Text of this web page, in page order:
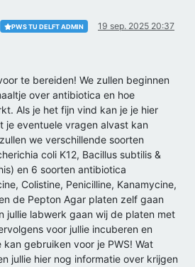
PWS TU DELFT ADMIN 19 sep. 2025 20:37
te bereiden! We zullen beginnen
over antibiotica en hoe
Als je het fijn vind kan je je hier
je eventuele vragen alvast kan
we verschillende soorten
coli K12, Bacillus subtilis &
en 6 soorten antibiotica
Colistine, Penicilline, Kanamycine,
de Pepton Agar platen zelf gaan
jullie labwerk gaan wij de platen met
voor jullie incuberen en
gebruiken voor je PWS! Wat
jullie hier nog informatie over krijgen